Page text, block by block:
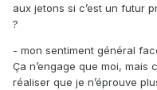
aux jetons si c’est un futur
?
- mon sentiment général
Ça n’engage que moi, mais
réaliser que je n’éprouve